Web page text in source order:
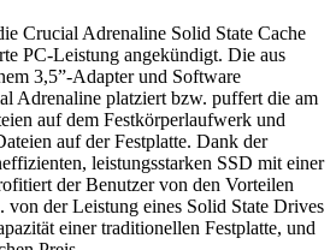
Crucial Adrenaline Solid State Cache
PC-Leistung angekündigt. Die aus
3,5”-Adapter und Software
Adrenaline platziert bzw. puffert die am
auf dem Festkörperlaufwerk und
auf der Festplatte. Dank der
leistungsstarken SSD mit einer
der Benutzer von den Vorteilen
von der Leistung eines Solid State Drives
einer traditionellen Festplatte, und